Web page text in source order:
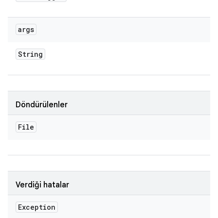
args
String
Döndürülenler
File
Verdiği hatalar
Exception